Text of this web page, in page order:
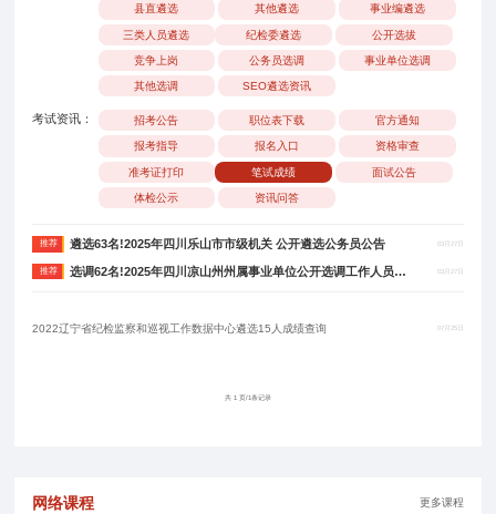
县直遴选 其他遴选 事业编遴选
三类人员遴选 纪检委遴选 公开选拔
竞争上岗 公务员选调 事业单位选调
其他选调 SEO遴选资讯
考试资讯： 招考公告 职位表下载 官方通知
报考指导 报名入口 资格审查
准考证打印 笔试成绩 面试公告
体检公示 资讯问答
推荐 遴选63名!2025年四川乐山市市级机关 公开遴选公务员公告 03月27日
推荐 选调62名!2025年四川凉山州州属事业单位公开选调工作人员公告 03月27日
2022辽宁省纪检监察和巡视工作数据中心遴选15人成绩查询 07月25日
共 1 页/1条记录
网络课程 更多课程